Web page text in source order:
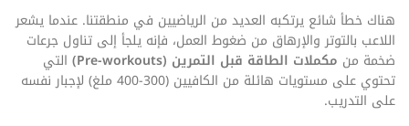
هناك خطأ شائع يرتكبه العديد من الرياضيين في منطقتنا. عندما يشعر
اللاعب بالتوتر والإرهاق من ضغوط العمل، فإنه يلجأ إلى تناول جرعات
ضخمة من مكملات الطاقة قبل التمرين (Pre-workouts)
التي
تحتوي على مستويات هائلة من الكافيين (300-400 ملغ) لإجبار نفسه
على التدريب.